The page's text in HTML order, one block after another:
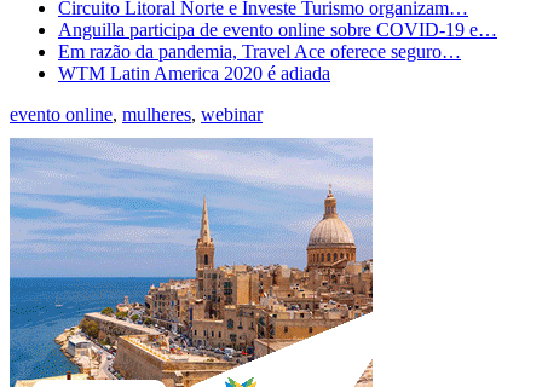
Circuito Litoral Norte e Investe Turismo organizam…
Anguilla participa de evento online sobre COVID-19 e…
Em razão da pandemia, Travel Ace oferece seguro…
WTM Latin America 2020 é adiada
evento online, mulheres, webinar